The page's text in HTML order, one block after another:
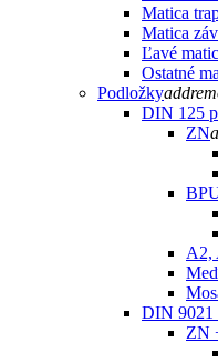
Matica
Matica
Ľavé
Ostatné
Podložkyadd
DIN 125
ZN
A2,
DIN 9021
ZN